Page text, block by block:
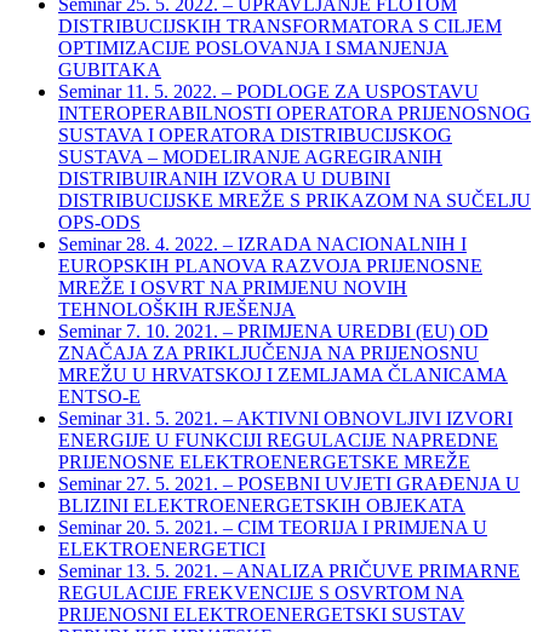
Seminar 25. 5. 2022. – UPRAVLJANJE FLOTOM
DISTRIBUCIJSKIH TRANSFORMATORA S CILJEM
OPTIMIZACIJE POSLOVANJA I SMANJENJA
GUBITAKA
Seminar 11. 5. 2022. – PODLOGE ZA USPOSTAVU
INTEROPERABILNOSTI OPERATORA PRIJENOSNOG
SUSTAVA I OPERATORA DISTRIBUCIJSKOG
SUSTAVA – MODELIRANJE AGREGIRANIH
DISTRIBUIRANIH IZVORA U DUBINI
DISTRIBUCIJSKE MREŽE S PRIKAZOM NA SUČELJU
OPS-ODS
Seminar 28. 4. 2022. – IZRADA NACIONALNIH I
EUROPSKIH PLANOVA RAZVOJA PRIJENOSNE
MREŽE I OSVRT NA PRIMJENU NOVIH
TEHNOLOŠKIH RJEŠENJA
Seminar 7. 10. 2021. – PRIMJENA UREDBI (EU) OD
ZNAČAJA ZA PRIKLJUČENJA NA PRIJENOSNU
MREŽU U HRVATSKOJ I ZEMLJAMA ČLANICAMA
ENTSO-E
Seminar 31. 5. 2021. – AKTIVNI OBNOVLJIVI IZVORI
ENERGIJE U FUNKCIJI REGULACIJE NAPREDNE
PRIJENOSNE ELEKTROENERGETSKE MREŽE
Seminar 27. 5. 2021. – POSEBNI UVJETI GRAĐENJA U
BLIZINI ELEKTROENERGETSKIH OBJEKATA
Seminar 20. 5. 2021. – CIM TEORIJA I PRIMJENA U
ELEKTROENERGETICI
Seminar 13. 5. 2021. – ANALIZA PRIČUVE PRIMARNE
REGULACIJE FREKVENCIJE S OSVRTOM NA
PRIJENOSNI ELEKTROENERGETSKI SUSTAV